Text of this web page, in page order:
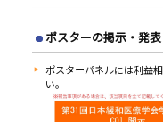
ポスターの掲示・発
ポスターパネルには利益
い。